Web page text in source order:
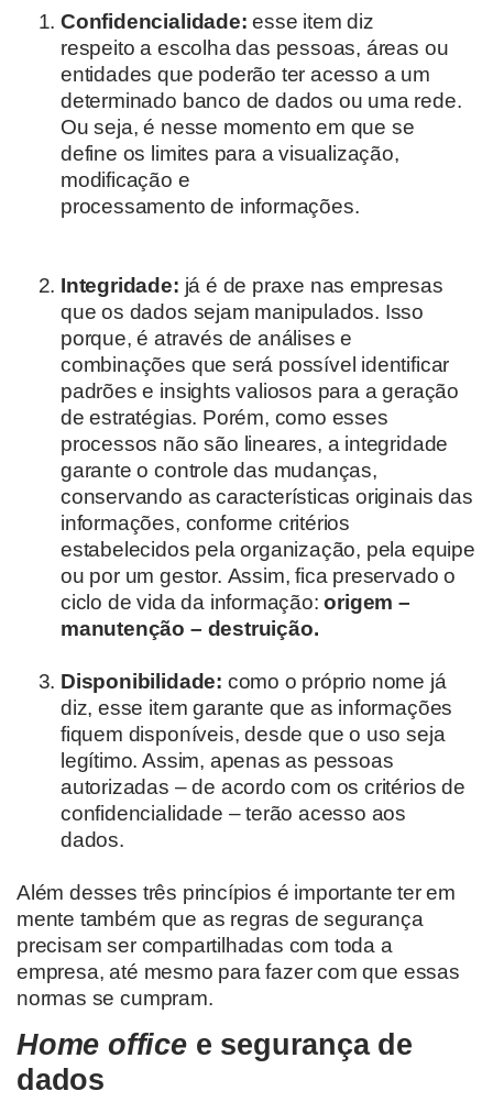
Confidencialidade:esse item diz
respeito a escolha das pessoas, áreas ou
entidades que poderão ter acesso a um
determinado banco de dados ou uma rede.
Ou seja, é nesse momento em que se
define os limites para a visualização,
modificação e
processamento de informações.
Integridade: já é de praxe nas empresas
que os dados sejam manipulados. Isso
porque, é através de análises e
combinações que será possível identificar
padrões e insights valiosos para a geração
de estratégias. Porém, como esses
processos não são lineares, a integridade
garante o controle das mudanças,
conservando as características originais das
informações, conforme critérios
estabelecidos pela organização, pela equipe
ou por um gestor. Assim, fica preservado o
ciclo de vida da informação:origem –
manutenção – destruição.
Disponibilidade: como o próprio nome já
diz, esse item garante que as informações
fiquem disponíveis, desde que o uso seja
legítimo. Assim, apenas as pessoas
autorizadas – de acordo com os critérios de
confidencialidade – terão acesso aos
dados.
Além desses três princípios é importante ter em
mente também que as regras de segurança
precisam ser compartilhadas com toda a
empresa,até mesmo para fazer com que essas
normas se cumpram.
Home officee segurança de
dados